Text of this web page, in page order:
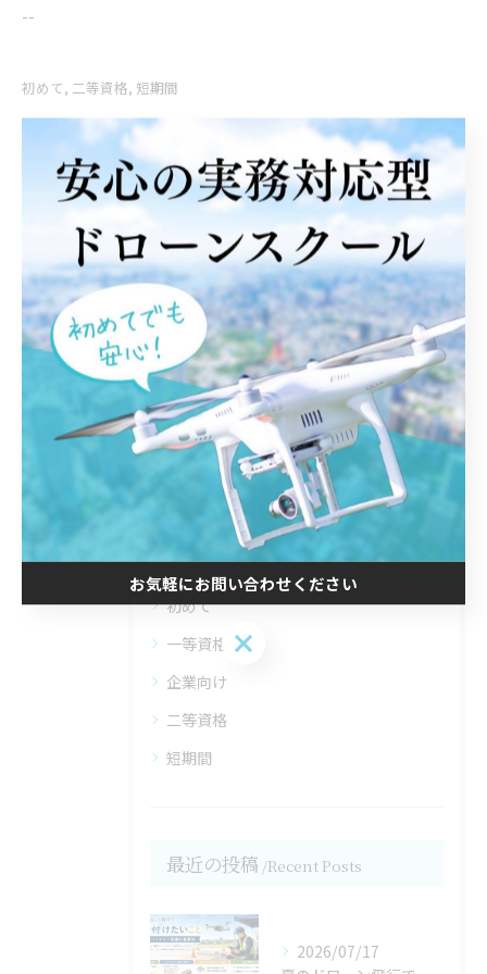
--
初めて 二等資格 短期間
< 前のページ 一覧に戻る 次のページ >
関連タグ
#ドローン #二等資格
#ライセンス講習
#仙台市
#名取市 #ドローンスクール
カテゴリー Categories
全てのカテゴリー
初めて
一等資格
企業向け
二等資格
短期間
最近の投稿 Recent Posts
2026/07/17
お気軽にお問い合わせください
お気軽にお問い合わせください